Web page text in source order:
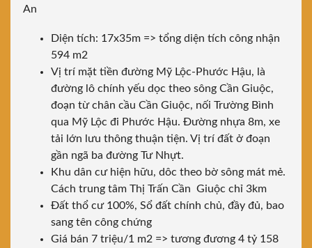
An
Diện tích: 17x35m => tổng diện tích công nhận
594 m2
Vị trí mặt tiền đường Mỹ Lộc-Phước Hậu, là
đường lô chính yếu dọc theo sông Cần Giuộc,
đoạn từ chân cầu Cần Giuộc, nối Trường Bình
qua Mỹ Lộc đi Phước Hậu. Đường nhựa 8m, xe
tải lớn lưu thông thuận tiện. Vị trí đất ở đoạn
gần ngã ba đường Tư Nhựt.
Khu dân cư hiện hữu, dôc theo bờ sông mát mẻ.
Cách trung tâm Thị Trấn Cần Giuộc chỉ 3km
Đất thổ cư 100%, Sổ đất chính chủ, đầy đủ, bao
sang tên công chứng
Giá bán 7 triệu/1 m2 => tương đương 4 tỷ 158